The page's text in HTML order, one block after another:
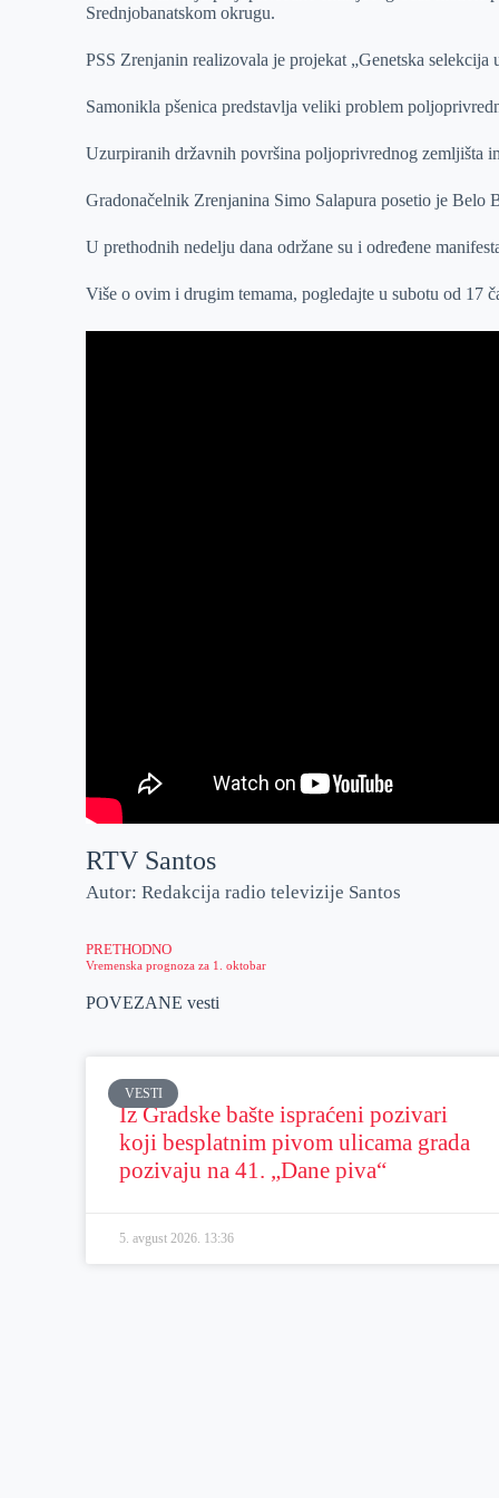
p
l
Srednjobanatskom okrugu.
PSS Zrenjanin realizovala je projekat „Genetska selekcija
Samonikla pšenica predstavlja veliki problem
Uzurpiranih državnih površina poljoprivrednog zemljišta
Gradonačelnik Zrenjanina Simo Salapura posetio je Belo
U prethodnih nedelju dana održane su i određene
Više o ovim i drugim temama, pogledajte u subotu od 17
RTV Santos
Autor: Redakcija radio televizije Santos
PRETHODNO
Vremenska prognoza za 1. oktobar
POVEZANE vesti
VESTI
Iz Gradske bašte ispraćeni pozivari
koji besplatnim pivom ulicama grada
pozivaju na 41. „Dane piva“
5. avgust 2026. 13:36